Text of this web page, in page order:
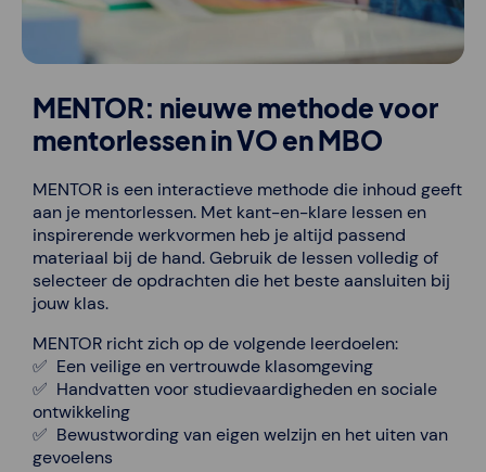
MENTOR: nieuwe methode voor
mentorlessen in VO en MBO
MENTOR is een interactieve methode die inhoud geeft
aan je mentorlessen. Met kant-en-klare lessen en
inspirerende werkvormen heb je altijd passend
materiaal bij de hand. Gebruik de lessen volledig of
selecteer de opdrachten die het beste aansluiten bij
jouw klas.
MENTOR richt zich op de volgende leerdoelen:
✅ Een veilige en vertrouwde klasomgeving
✅ Handvatten voor studievaardigheden en sociale
ontwikkeling
✅ Bewustwording van eigen welzijn en het uiten van
gevoelens